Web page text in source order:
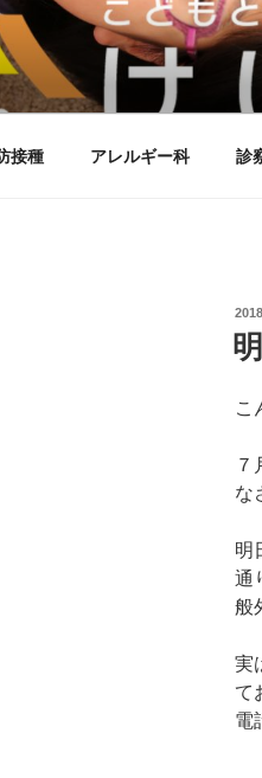
ルギーの
接種 アレルギー科 診
投
稿
日:
こ
７
な
明
通
般
実
て
電